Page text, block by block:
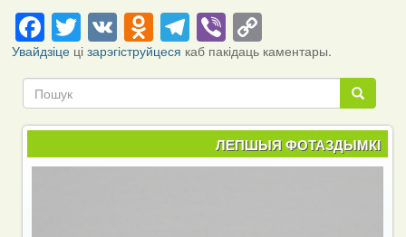
Facebook
Twitter
VKOdnoklassniki
Telegram
ViberCopy
Link
Увайдзіцеці зарэгіструйцеся каб пакідаць каментары.
Пошук
Пошук
ЛЕПШЫЯ ФОТАЗДЫМКІ